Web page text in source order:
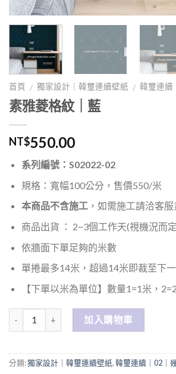
首頁 / 獨家設計｜韓璽連續壁紙 / 韓璽連續
素雅菱格紋｜藍
NT$550.00
系列編號：S02022-02
規格：寬幅100公分，售價550/米
本商品不含施工，如需施工請洽客服
商品出貨 ： 2~3個工作天(視機況而
依牆面下單足夠的米數
單捲最多14米，超過14米即裁至下
【下單以米為單位】數量1=1米，
加入購物車
分類:獨家設計｜韓璽連續壁紙,韓璽連續｜02｜